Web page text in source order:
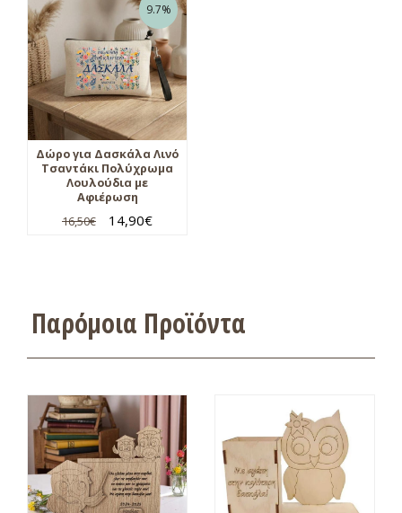
9.7%
Δώρο για Δασκάλα Λινό
Τσαντάκι Πολύχρωμα
Λουλούδια με
Αφιέρωση
16,50€ 14,90€
Παρόμοια Προϊόντα